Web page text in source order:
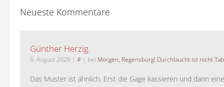
Neueste Kommentare
Günther Herzig
6. August 2026 | # | bei Morgen, Regensburg! Durchlaucht ist nicht
Das Muster ist ähnlich. Erst die Gage kassieren und dann